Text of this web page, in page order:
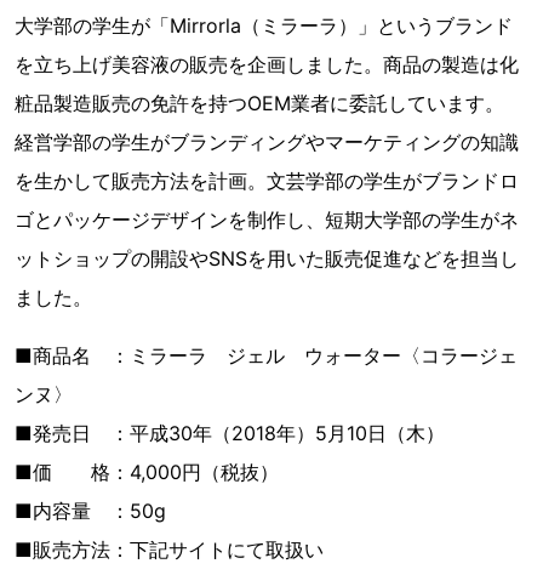
大学部の学生が「Mirrorla（ミラーラ）」というブランド
を立ち上げ美容液の販売を企画しました。商品の製造は化
粧品製造販売の免許を持つOEM業者に委託しています。
経営学部の学生がブランディングやマーケティングの知識
を生かして販売方法を計画。文芸学部の学生がブランドロ
ゴとパッケージデザインを制作し、短期大学部の学生がネ
ットショップの開設やSNSを用いた販売促進などを担当し
ました。
■商品名 ：ミラーラ ジェル ウォーター〈コラージェ
ンヌ〉
■発売日 ：平成30年（2018年）5月10日（木）
■価 格：4,000円（税抜）
■内容量 ：50g
■販売方法：下記サイトにて取扱い